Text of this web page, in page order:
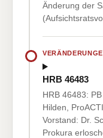
Änderung der
HRB 46483
HRB 46483:
Hilden,
Vorstand: Dr.
Prokura